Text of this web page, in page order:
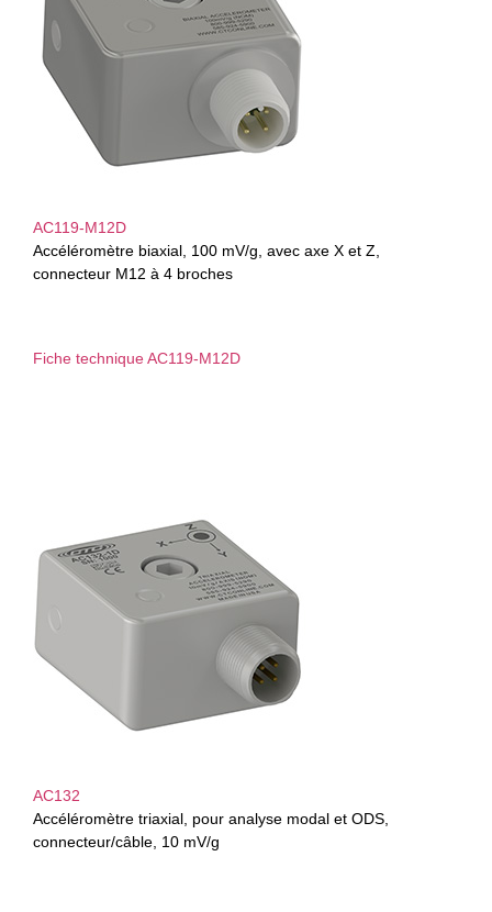
AC119-M12D
Accéléromètre biaxial, 100 mV/g, avec axe X et Z,
connecteur M12 à 4 broches
Fiche technique AC119-M12D
AC132
Accéléromètre triaxial, pour analyse modal et ODS,
connecteur/câble, 10 mV/g